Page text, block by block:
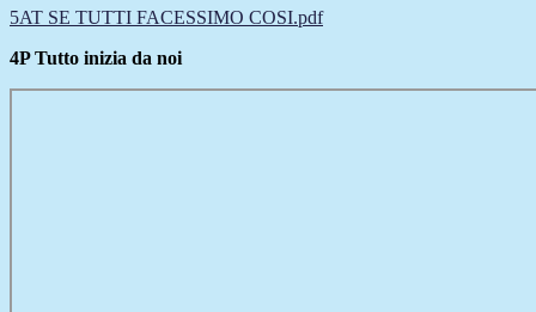
5AT SE TUTTI FACESSIMO COSI.pdf
4P Tutto inizia da noi